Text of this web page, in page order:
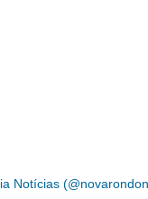
Notícias